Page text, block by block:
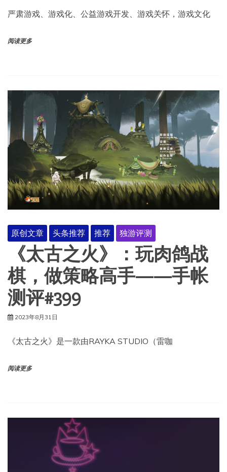
严肃游戏、游戏化、公益游戏开发、游戏关怀，游戏文化
阅读更多
原创文章 头条推荐 推荐 独游评测
《太古之火》：玩肉鸽战
棋，做策略高手——手帐
测评#399
2023年8月31日
《太古之火》是一款由RAYKA STUDIO（雷咖
阅读更多